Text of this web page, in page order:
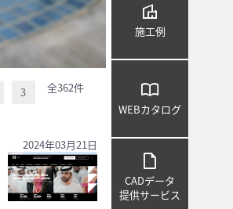
villa
施工例
import_contacts
WEBカタログ
draft
CADデータ
提供サービス
3 全362件
2024年03月21日